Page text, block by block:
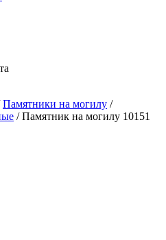
Памятники на могилу /
/Памятник на могилу 10151